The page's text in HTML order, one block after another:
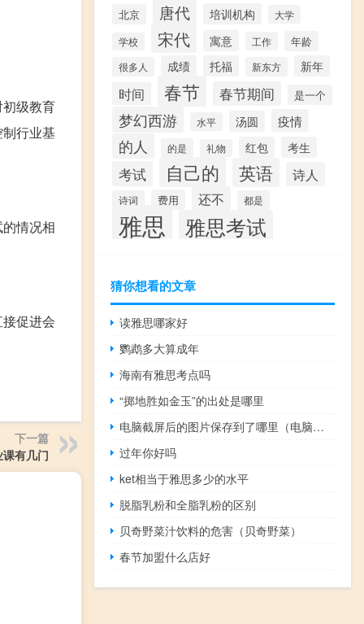
级教育
行业基
情况相
促进会
下一篇
有几门
北京 唐代 培训机构 大学
学校 宋代 寓意 工作 年龄
很多人 成绩 托福 新东方 新年
时间 春节 春节期间 是一个
梦幻西游 水平 汤圆 疫情
的人 的是 礼物 红包 考生
考试 自己的 英语 诗人
诗词 费用 还不 都是
雅思 雅思考试
猜你想看的文章
读雅思哪家好
鹦鹉多大算成年
海南有雅思考点吗
“掷地胜如金玉”的出处是哪里
电脑截屏后的图片保存到了哪里（电脑截屏）
过年你好吗
ket相当于雅思多少的水平
脱脂乳粉和全脂乳粉的区别
贝奇野菜汁饮料的危害（贝奇野菜）
春节加盟什么店好